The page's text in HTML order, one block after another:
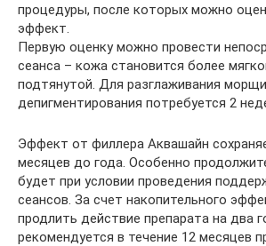
процедуры, после которых можно
эффект.
Первую оценку можно провести
сеанса – кожа становится более
подтянутой. Для разглаживания
депигментирования потребуется 2
Эффект от филлера Аквашайн
месяцев до года. Особенно
будет при условии проведения
сеансов. За счет накопительного
продлить действие препарата на два
рекомендуется в течение 12 месяцев